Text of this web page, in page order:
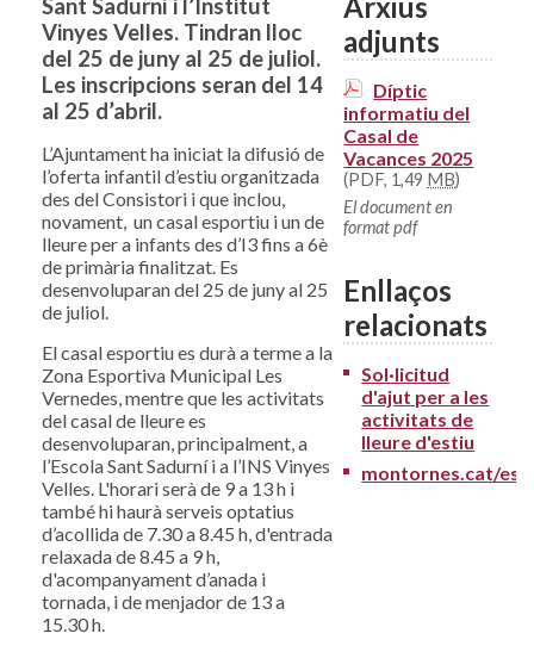
Sant Sadurní i l’Institut
Vinyes Velles. Tindran lloc
del 25 de juny al 25 de juliol.
Les inscripcions seran del 14
al 25 d’abril.
L’Ajuntament ha iniciat la difusió de
l’oferta infantil d’estiu organitzada
des del Consistori i que inclou,
novament, un casal esportiu i un de
lleure per a infants des d’I3 fins a 6è
de primària finalitzat. Es
desenvoluparan del 25 de juny al 25
de juliol.
El casal esportiu es durà a terme a la
Zona Esportiva Municipal Les
Vernedes, mentre que les activitats
del casal de lleure es
desenvoluparan, principalment, a
l’Escola Sant Sadurní i a l’INS Vinyes
Velles. L'horari serà de 9 a 13 h i
també hi haurà serveis optatius
d’acollida de 7.30 a 8.45 h, d'entrada
relaxada de 8.45 a 9 h,
d'acompanyament d’anada i
tornada, i de menjador de 13 a
15.30 h.
adjunts
Díptic
informatiu del
Casal de
Vacances 2025
(PDF, 1,49 MB)
El document en
format pdf
Enllaços
relacionats
Sol·licitud
d'ajut per a les
activitats de
lleure d'estiu
montornes.cat/